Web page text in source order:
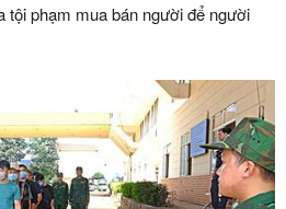
tội phạm mua bán người để người